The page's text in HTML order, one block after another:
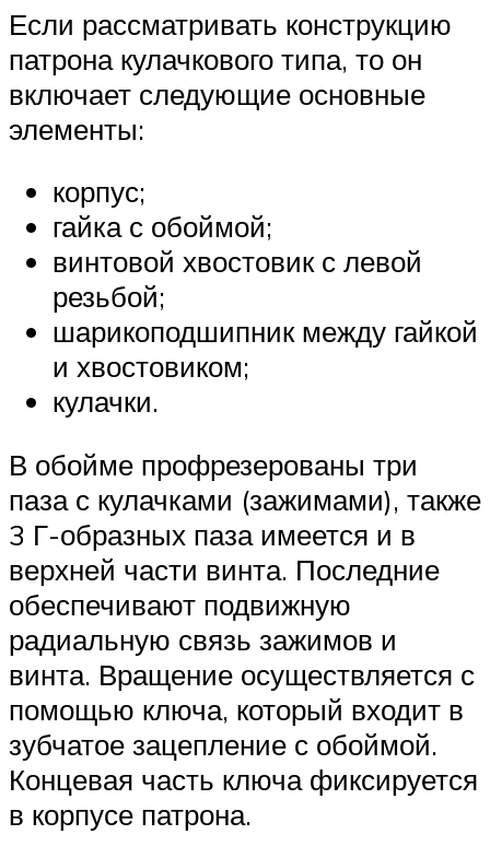
Если рассматривать конструкцию
патрона кулачкового типа, то он
включает следующие основные
элементы:
корпус;
гайка с обоймой;
винтовой хвостовик с левой
резьбой;
шарикоподшипник между гайкой
и хвостовиком;
кулачки.
В обойме профрезерованы три
паза с кулачками (зажимами), также
3 Г-образных паза имеется и в
верхней части винта. Последние
обеспечивают подвижную
радиальную связь зажимов и
винта. Вращение осуществляется с
помощью ключа, который входит в
зубчатое зацепление с обоймой.
Концевая часть ключа фиксируется
в корпусе патрона.